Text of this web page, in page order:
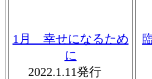
1月 幸せになるため
に
2022.1.11発行